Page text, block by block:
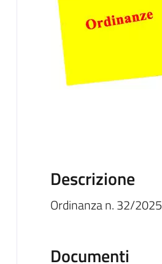
Descrizione
Ordinanza n. 32/2025
Documenti